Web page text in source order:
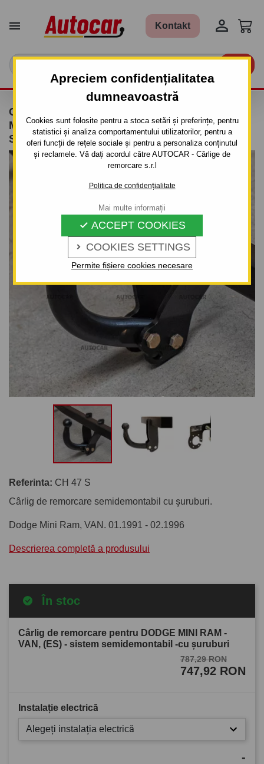
Apreciem confidențialitatea
dumneavoastră
Cookies sunt folosite pentru a stoca setări și preferințe, pentru
statistici și analiza comportamentului utilizatorilor, pentru a
oferi funcții de rețele sociale și pentru a personaliza conținutul
și reclamele. Vă dați acordul către AUTOCAR - Cârlige de
remorcare s.r.l
Politica de confidențialitate
 COOKIES SETTINGS
 ACCEPT COOKIES
Permite fișiere cookies necesare
Mai multe informații
 Kontakt 
CÂRLIG DE REMORCARE PENTRU DODGE
MINI RAM - VAN, (ES) - SISTEM
SEMIDEMONTABIL -CU ŞURUBURI
Referinta: CH 47 S
Cârlig de remorcare semidemontabil cu șuruburi.
Dodge Mini Ram, VAN. 01.1991 - 02.1996
Descrierea completă a produsului
În stoc
Cârlig de remorcare pentru DODGE MINI RAM -
VAN, (ES) - sistem semidemontabil -cu şuruburi
787,29 RON
747,92 RON
Instalație electrică
Alegeți instalația electrică
-